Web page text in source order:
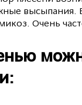
высыпания.
Очень